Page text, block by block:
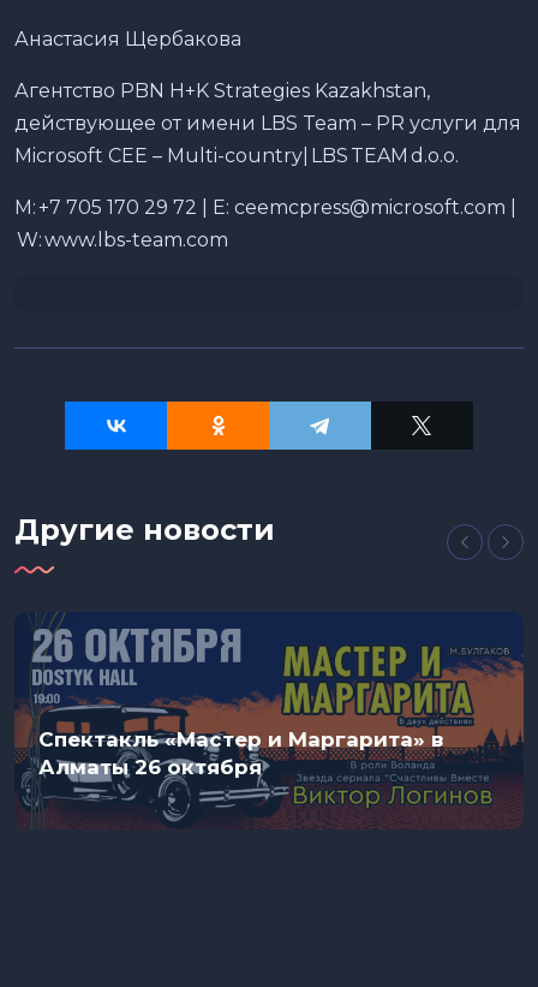
Анастасия Щербакова
Агентство PBN H+K Strategies Kazakhstan,
действующее от имени LBS Team – PR услуги для
Microsoft CEE – Multi-country| LBS TEAM d.o.o.
M: +7 705 170 29 72 | E: ceemcpress@microsoft.com |
W: www.lbs-team.com
Другие новости
Спектакль «Мастер и Маргарита» в
Алматы 26 октября